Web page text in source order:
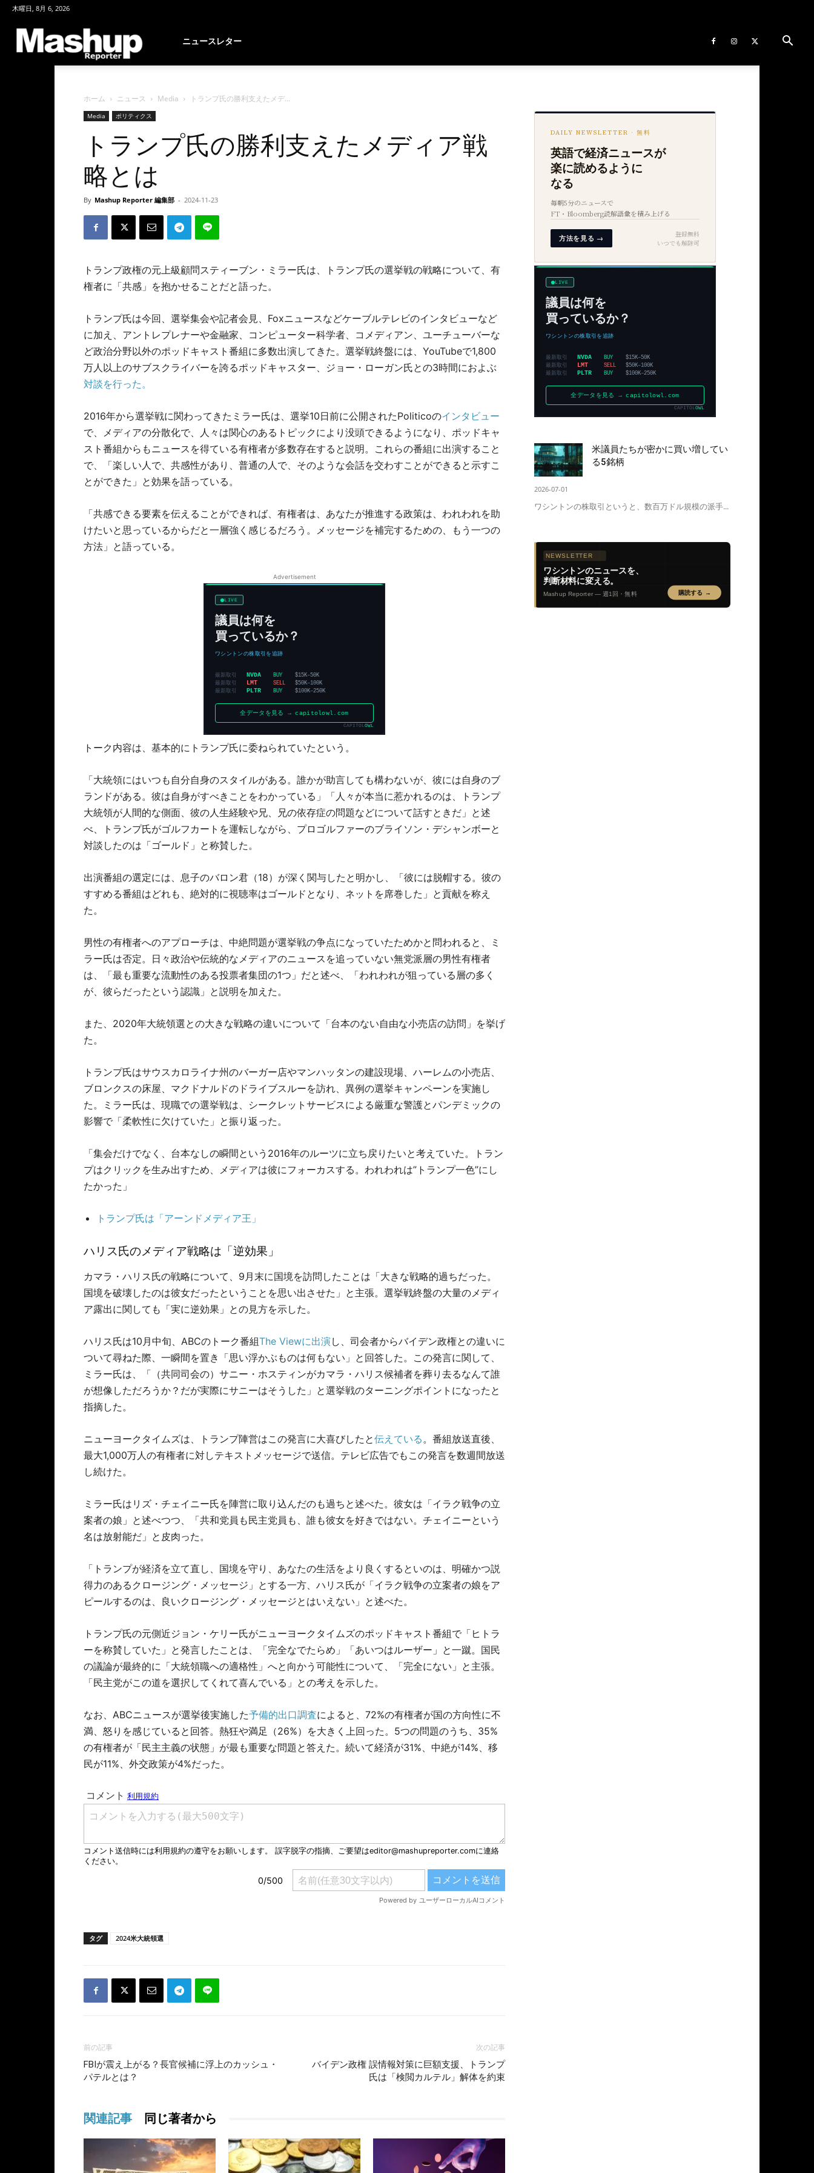
木曜日, 8月 6, 2026
ニュースレター
ホーム ニュース Media トランプ氏の勝利支えたメデ...
Media ポリティクス
トランプ氏の勝利支えたメディア戦
略とは
By Mashup Reporter 編集部 - 2024-11-23
トランプ政権の元上級顧問スティーブン・ミラー氏は、トランプ氏の選挙戦の戦略について、有
権者に「共感」を抱かせることだと語った。
トランプ氏は今回、選挙集会や記者会見、Foxニュースなどケーブルテレビのインタビューなど
に加え、アントレプレナーや金融家、コンピューター科学者、コメディアン、ユーチューバーな
ど政治分野以外のポッドキャスト番組に多数出演してきた。選挙戦終盤には、YouTubeで1,800
万人以上のサブスクライバーを誇るポッドキャスター、ジョー・ローガン氏との3時間におよぶ
対談を行った。
2016年から選挙戦に関わってきたミラー氏は、選挙10日前に公開されたPoliticoのインタビュー
で、メディアの分散化で、人々は関心のあるトピックにより没頭できるようになり、ポッドキャ
スト番組からもニュースを得ている有権者が多数存在すると説明。これらの番組に出演すること
で、「楽しい人で、共感性があり、普通の人で、そのような会話を交わすことができると示すこ
とができた」と効果を語っている。
「共感できる要素を伝えることができれば、有権者は、あなたが推進する政策は、われわれを助
けたいと思っているからだと一層強く感じるだろう。メッセージを補完するための、もう一つの
方法」と語っている。
Advertisement
トーク内容は、基本的にトランプ氏に委ねられていたという。
「大統領にはいつも自分自身のスタイルがある。誰かが助言しても構わないが、彼には自身のブ
ランドがある。彼は自身がすべきことをわかっている」「人々が本当に惹かれるのは、トランプ
大統領が人間的な側面、彼の人生経験や兄、兄の依存症の問題などについて話すときだ」と述
べ、トランプ氏がゴルフカートを運転しながら、プロゴルファーのブライソン・デシャンボーと
対談したのは「ゴールド」と称賛した。
出演番組の選定には、息子のバロン君（18）が深く関与したと明かし、「彼には脱帽する。彼の
すすめる番組はどれも、絶対的に視聴率はゴールドとなり、ネットを席巻した」と貢献を称え
た。
男性の有権者へのアプローチは、中絶問題が選挙戦の争点になっていたためかと問われると、ミ
ラー氏は否定。日々政治や伝統的なメディアのニュースを追っていない無党派層の男性有権者
は、「最も重要な流動性のある投票者集団の1つ」だと述べ、「われわれが狙っている層の多く
が、彼らだったという認識」と説明を加えた。
また、2020年大統領選との大きな戦略の違いについて「台本のない自由な小売店の訪問」を挙げ
た。
トランプ氏はサウスカロライナ州のバーガー店やマンハッタンの建設現場、ハーレムの小売店、
ブロンクスの床屋、マクドナルドのドライブスルーを訪れ、異例の選挙キャンペーンを実施し
た。ミラー氏は、現職での選挙戦は、シークレットサービスによる厳重な警護とパンデミックの
影響で「柔軟性に欠けていた」と振り返った。
「集会だけでなく、台本なしの瞬間という2016年のルーツに立ち戻りたいと考えていた。トラン
プはクリックを生み出すため、メディアは彼にフォーカスする。われわれは”トランプ一色”にし
たかった」
トランプ氏は「アーンドメディア王」
ハリス氏のメディア戦略は「逆効果」
カマラ・ハリス氏の戦略について、9月末に国境を訪問したことは「大きな戦略的過ちだった。
国境を破壊したのは彼女だったということを思い出させた」と主張。選挙戦終盤の大量のメディ
ア露出に関しても「実に逆効果」との見方を示した。
ハリス氏は10月中旬、ABCのトーク番組The Viewに出演し、司会者からバイデン政権との違いに
ついて尋ねた際、一瞬間を置き「思い浮かぶものは何もない」と回答した。この発言に関して、
ミラー氏は、「（共同司会の）サニー・ホスティンがカマラ・ハリス候補者を葬り去るなんて誰
が想像しただろうか？だが実際にサニーはそうした」と選挙戦のターニングポイントになったと
指摘した。
ニューヨークタイムズは、トランプ陣営はこの発言に大喜びしたと伝えている。番組放送直後、
最大1,000万人の有権者に対しテキストメッセージで送信。テレビ広告でもこの発言を数週間放送
し続けた。
ミラー氏はリズ・チェイニー氏を陣営に取り込んだのも過ちと述べた。彼女は「イラク戦争の立
案者の娘」と述べつつ、「共和党員も民主党員も、誰も彼女を好きではない。チェイニーという
名は放射能だ」と皮肉った。
「トランプが経済を立て直し、国境を守り、あなたの生活をより良くするといのは、明確かつ説
得力のあるクロージング・メッセージ」とする一方、ハリス氏が「イラク戦争の立案者の娘をア
ピールするのは、良いクロージング・メッセージとはいえない」と述べた。
トランプ氏の元側近ジョン・ケリー氏がニューヨークタイムズのポッドキャスト番組で「ヒトラ
ーを称賛していた」と発言したことは、「完全なでたらめ」「あいつはルーザー」と一蹴。国民
の議論が最終的に「大統領職への適格性」へと向かう可能性について、「完全にない」と主張。
「民主党がこの道を選択してくれて喜んでいる」との考えを示した。
なお、ABCニュースが選挙後実施した予備的出口調査によると、72%の有権者が国の方向性に不
満、怒りを感じていると回答。熱狂や満足（26%）を大きく上回った。5つの問題のうち、35%
の有権者が「民主主義の状態」が最も重要な問題と答えた。続いて経済が31%、中絶が14%、移
民が11%、外交政策が4%だった。
タグ 2024米大統領選
前の記事
FBIが震え上がる？長官候補に浮上のカッシュ・
パテルとは？
次の記事
バイデン政権 誤情報対策に巨額支援、トランプ
氏は「検閲カルテル」解体を約束
関連記事 同じ著者から
米議員たちが密かに買い増してい
る5銘柄
2026-07-01
ワシントンの株取引というと、数百万ドル規模の派手...
NEWSLETTER
ワシントンのニュースを、
判断材料に変える。
Mashup Reporter — 週1回・無料 購読する →